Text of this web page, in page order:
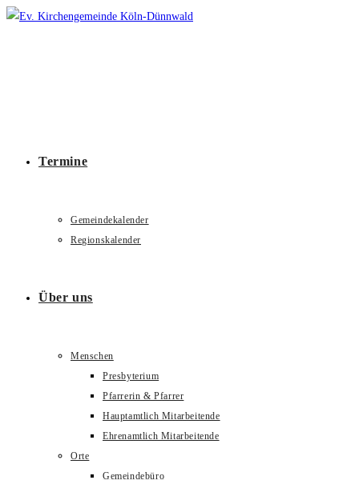
Zum
Termine
Gemeindekalender
Regionskalender
Über uns
Menschen
Presbyterium
Pfarrerin & Pfarrer
Hauptamtlich Mitarbeitende
Ehrenamtlich Mitarbeitende
Orte
Gemeindebüro